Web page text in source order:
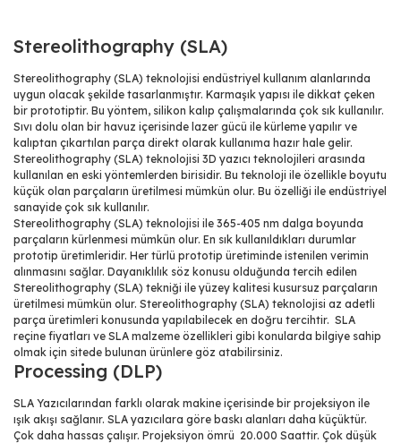
Stereolithography (SLA)
Stereolithography (SLA) teknolojisi endüstriyel kullanım alanlarında
uygun olacak şekilde tasarlanmıştır. Karmaşık yapısı ile dikkat çeken
bir prototiptir. Bu yöntem, silikon kalıp çalışmalarında çok sık kullanılır.
Sıvı dolu olan bir havuz içerisinde lazer gücü ile kürleme yapılır ve
kalıptan çıkartılan parça direkt olarak kullanıma hazır hale gelir.
Stereolithography (SLA) teknolojisi 3D yazıcı teknolojileri arasında
kullanılan en eski yöntemlerden birisidir. Bu teknoloji ile özellikle boyutu
küçük olan parçaların üretilmesi mümkün olur. Bu özelliği ile endüstriyel
sanayide çok sık kullanılır.
Stereolithography (SLA) teknolojisi ile 365-405 nm dalga boyunda
parçaların kürlenmesi mümkün olur. En sık kullanıldıkları durumlar
prototip üretimleridir. Her türlü prototip üretiminde istenilen verimin
alınmasını sağlar. Dayanıklılık söz konusu olduğunda tercih edilen
Stereolithography (SLA) tekniği ile yüzey kalitesi kusursuz parçaların
üretilmesi mümkün olur. Stereolithography (SLA) teknolojisi az adetli
parça üretimleri konusunda yapılabilecek en doğru tercihtir. SLA
reçine fiyatları ve SLA malzeme özellikleri gibi konularda bilgiye sahip
olmak için sitede bulunan ürünlere göz atabilirsiniz.
Processing (DLP)
SLA Yazıcılarından farklı olarak makine içerisinde bir projeksiyon ile
ışık akışı sağlanır. SLA yazıcılara göre baskı alanları daha küçüktür.
Çok daha hassas çalışır. Projeksiyon ömrü 20.000 Saattir. Çok düşük